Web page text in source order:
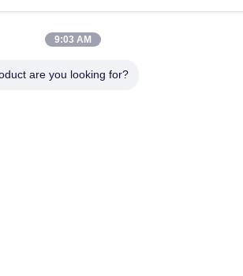
9:03 AM
are you looking for?